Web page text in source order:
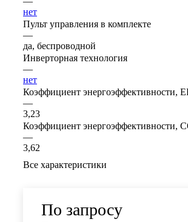
нет
Пульт управления в комплекте
—
да, беспроводной
Инверторная технология
—
нет
Коэффициент энергоэффективности,
—
3,23
Коэффициент энергоэффективности,
—
3,62
Все характеристики
По запросу